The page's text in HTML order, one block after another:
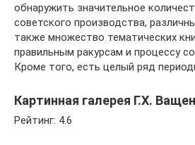
обнаружить значительное
советского производства,
также множество тематических
правильным ракурсам и процессу
Кроме того, есть целый ряд
Картинная галерея Г.X.
Рейтинг: 4.6